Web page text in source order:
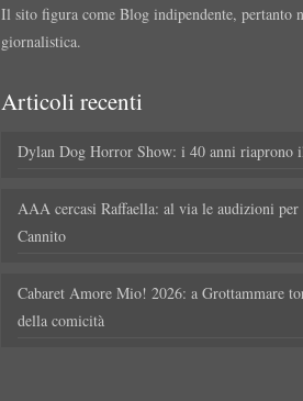
Il sito figura come Blog indipendente, pertanto
giornalistica.
Articoli recenti
Dylan Dog Horror Show: i 40 anni riaprono
AAA cercasi Raffaella: al via le audizioni
Cannito
Cabaret Amore Mio! 2026: a Grottammare
della comicità